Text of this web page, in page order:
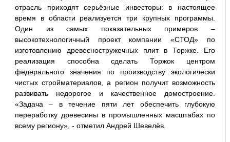
отрасль приходят серьёзные инвесторы: в настоящее
время в области реализуется три крупных программы.
Один из самых показательных примеров –
высокотехнологичный проект компании «СТОД» по
изготовлению древесностружечных плит в Торжке. Его
реализация способна сделать Торжок центром
федерального значения по производству экологически
чистых стройматериалов, а регион получит возможность
развивать недорогое и качественное домостроение.
«Задача – в течение пяти лет обеспечить глубокую
переработку древесины в промышленных масштабах по
всему региону», - отметил Андрей Шевелёв.